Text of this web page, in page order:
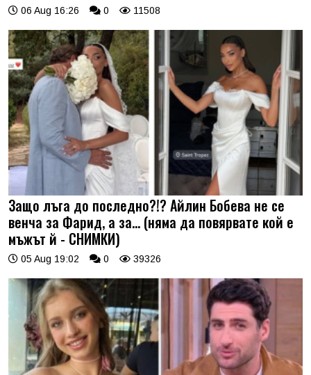
06 Aug 16:26 0 11508
Защо лъга до последно?!? Айлин Бобева не се
венча за Фарид, а за... (няма да повярвате кой е
мъжът й - СНИМКИ)
05 Aug 19:02 0 39326